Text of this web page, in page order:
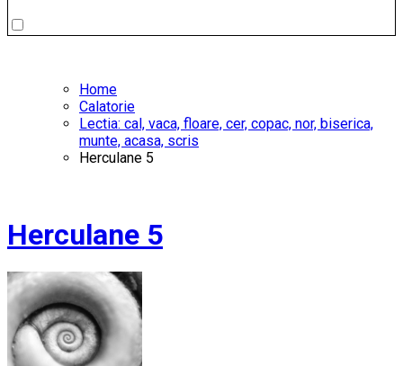
Home
Calatorie
Lectia: cal, vaca, floare, cer, copac, nor, biserica,
munte, acasa, scris
Herculane 5
Herculane 5